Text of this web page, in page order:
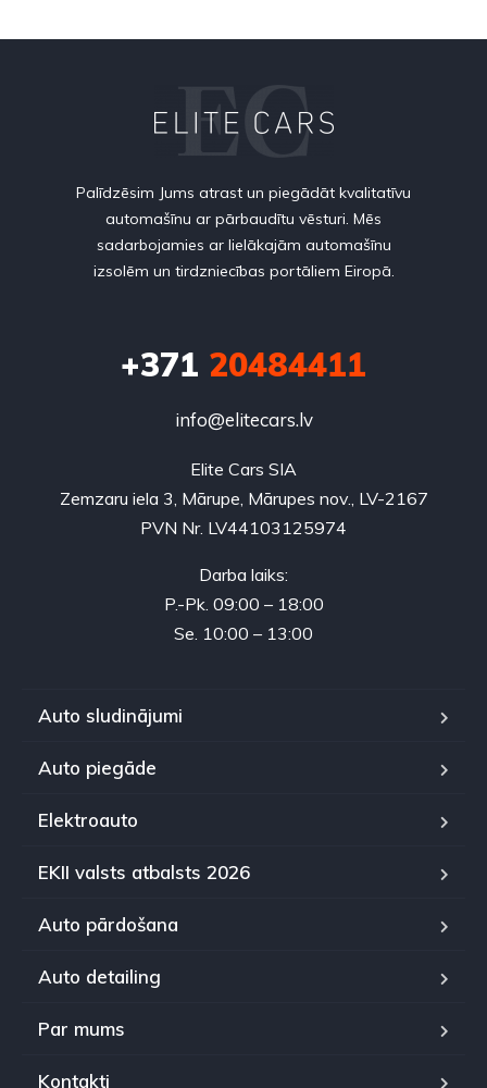
Palīdzēsim Jums atrast un piegādāt kvalitatīvu
automašīnu ar pārbaudītu vēsturi. Mēs
sadarbojamies ar lielākajām automašīnu
izsolēm un tirdzniecības portāliem Eiropā.
+371 20484411
info@elitecars.lv
Elite Cars SIA
Zemzaru iela 3, Mārupe, Mārupes nov., LV-2167
PVN Nr. LV44103125974
Darba laiks:
P.-Pk. 09:00 – 18:00
Se. 10:00 – 13:00
Auto sludinājumi
Auto piegāde
Elektroauto
EKII valsts atbalsts 2026
Auto pārdošana
Auto detailing
Par mums
Kontakti